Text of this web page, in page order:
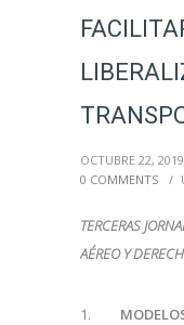
OCTUBRE 22, 2019
0 COMMENTS
/
TERCERAS
AÉREO Y
1.